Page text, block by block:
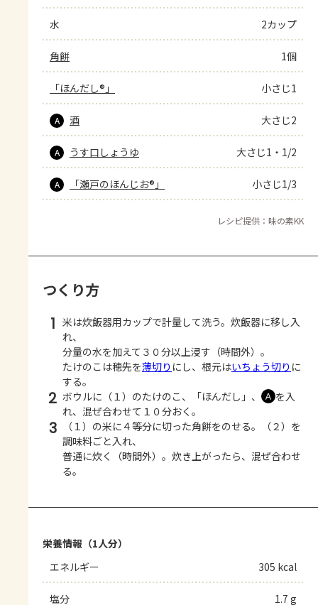
水 2カップ
角餅 1個
「ほんだし®」 小さじ1
A 酒 大さじ2
A うす口しょうゆ 大さじ1・1/2
A 「瀬戸のほんじお®」 小さじ1/3
レシピ提供：味の素KK
つくり方
1 米は炊飯器用カップで計量して洗う。炊飯器に移し入
れ、
分量の水を加えて３０分以上浸す（時間外）。
たけのこは穂先を薄切り にし、根元はいちょう切り に
する。
2 ボウルに（１）のたけのこ、「ほんだし」、 Ａ を入
れ、混ぜ合わせて１０分おく。
3
（１）の米に４等分に切った角餅をのせる。（２）を
調味料ごと入れ、
普通に炊く（時間外）。炊き上がったら、混ぜ合わせ
る。
栄養情報（1人分）
エネルギー
305 kcal
塩分 1.7 g